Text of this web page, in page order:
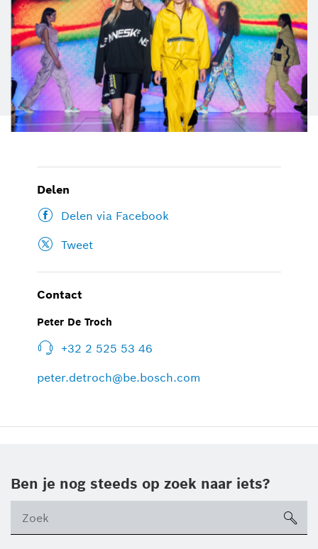
Delen
Delen via Facebook
Tweet
Contact
Peter De Troch
+32 2 525 53 46
peter.detroch@be.bosch.com
Ben je nog steeds op zoek naar iets?